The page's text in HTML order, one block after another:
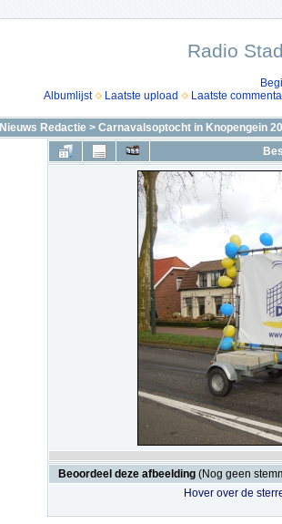
Radio
Albumlijst
Laatste upload Laatste
Nieuws Redactie > Carnavalsoptocht in Knopengein
Beoordeel deze afbeelding (Nog geen
Hover over de